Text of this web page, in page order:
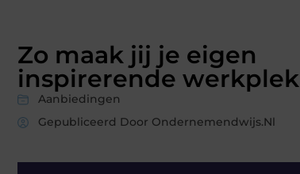
Zo maak jij je eigen
inspirerende werkplek
Aanbiedingen
Gepubliceerd Door Ondernemendwijs.nl